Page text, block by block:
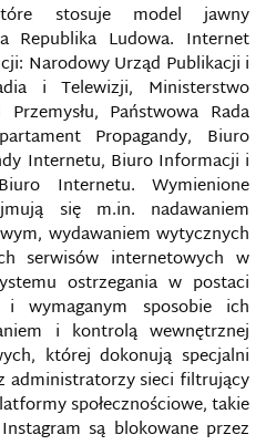
stosuje model jawny
Republika Ludowa. Internet
Narodowy Urząd Publikacji i
i Telewizji, Ministerstwo
Państwowa Rada
Propagandy, Biuro
Internetu, Biuro Informacji i
Internetu. Wymienione
się m.in. nadawaniem
wydawaniem wytycznych
serwisów internetowych w
ostrzegania w postaci
i wymaganym sposobie ich
i kontrolą wewnętrznej
której dokonują specjalni
administratorzy sieci filtrujący
społecznościowe, takie
są blokowane przez
WYBORCZYCH